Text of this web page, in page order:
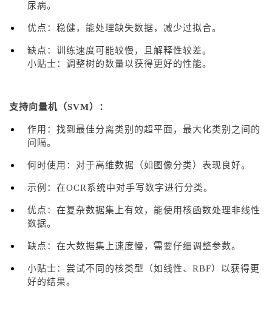
尿病。
优点：稳健，能处理缺失数据，减少过拟合。
缺点：训练速度可能较慢，且解释性较差。
小贴士：调整树的数量以获得更好的性能。
支持向量机（SVM）：
作用：找到最佳分离类别的超平面，最大化类别之间的
间隔。
何时使用：对于高维数据（如图像分类）表现良好。
示例：在OCR系统中对手写数字进行分类。
优点：在复杂数据集上有效，能使用核函数处理非线性
数据。
缺点：在大数据集上速度慢，需要仔细调整参数。
小贴士：尝试不同的核类型（如线性、RBF）以获得更
好的结果。